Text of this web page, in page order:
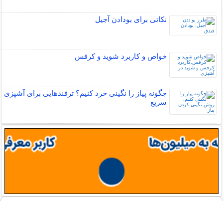
نکاتی برای بودادن آجیل
خواص و کاربرد شوید و کرفس
چگونه پیاز را نگینی خرد کنیم؟ ترفندهایی برای آشپزی
سریع